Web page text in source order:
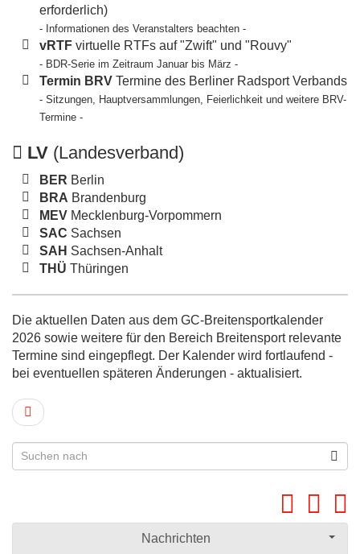
erforderlich)
- Informationen des Veranstalters beachten -
vRTF virtuelle RTFs auf "Zwift" und "Rouvy"
- BDR-Serie im Zeitraum Januar bis März -
Termin BRV Termine des Berliner Radsport Verbands
- Sitzungen, Hauptversammlungen, Feierlichkeit und weitere BRV-
Termine -
LV (Landesverband)
BER Berlin
BRA Brandenburg
MEV Mecklenburg-Vorpommern
SAC Sachsen
SAH Sachsen-Anhalt
THÜ Thüringen
Die aktuellen Daten aus dem GC-Breitensportkalender
2026 sowie weitere für den Bereich Breitensport relevante
Termine sind eingepflegt. Der Kalender wird fortlaufend -
bei eventuellen späteren Änderungen - aktualisiert.
Nachrichten